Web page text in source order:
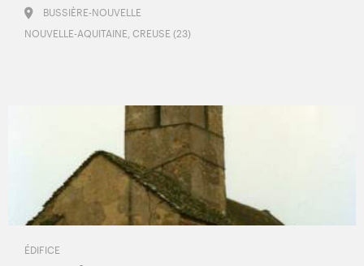
BUSSIÈRE-NOUVELLE
NOUVELLE-AQUITAINE, CREUSE (23)
ÉDIFICE